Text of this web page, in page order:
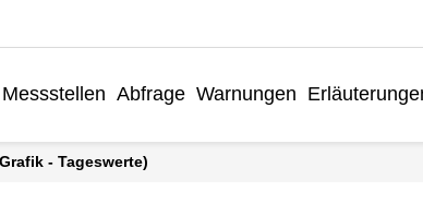
Messstellen Abfrage Warnungen
- Tageswerte)